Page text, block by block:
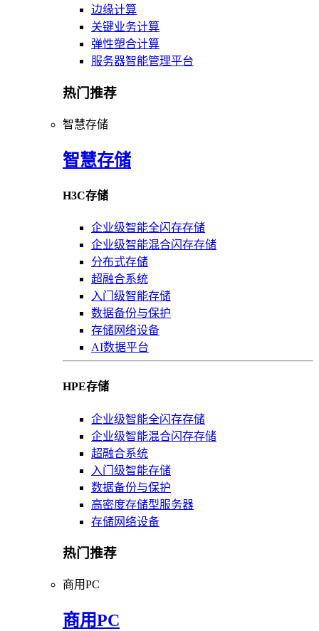
边缘计算
关键业务计算
弹性塑合计算
服务器智能管理平台
热门推荐
智慧存储
智慧存储
H3C存储
企业级智能全闪存存储
企业级智能混合闪存存储
分布式存储
超融合系统
入门级智能存储
数据备份与保护
存储网络设备
AI数据平台
HPE存储
企业级智能全闪存存储
企业级智能混合闪存存储
超融合系统
入门级智能存储
数据备份与保护
高密度存储型服务器
存储网络设备
热门推荐
商用PC
商用PC